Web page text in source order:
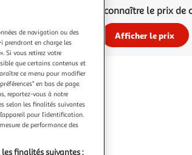
d'exception. Gregorio est leVous voulez connaître le prix de
Afficher le prix
de navigation ou des
prendront en charge les
Si vous retirez votre
que certains contenus et
ce menu pour modifier
en bas de page.
reportez-vous à notre
selon les finalités suivantes
pour l’identification.
de performance des
finalités suivantes :